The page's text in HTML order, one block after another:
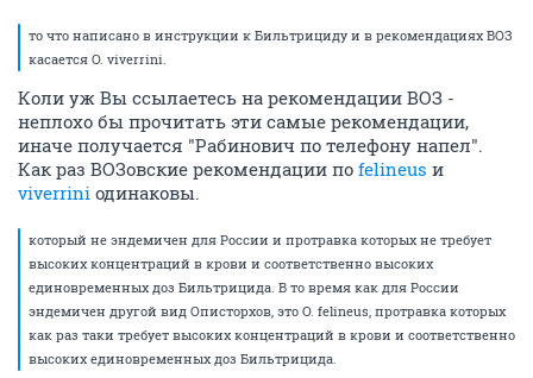
то что написано в инструкции к Бильтрициду и в рекомендациях ВОЗ
касается O. viverrini.
Коли уж Вы ссылаетесь на рекомендации ВОЗ -
неплохо бы прочитать эти самые рекомендации,
иначе получается "Рабинович по телефону напел".
Как раз ВОЗовские рекомендации по felineus и
viverrini одинаковы.
который не эндемичен для России и протравка которых не требует
высоких концентраций в крови и соответственно высоких
единовременных доз Бильтрицида. В то время как для России
эндемичен другой вид Описторхов, это O. felineus, протравка которых
как раз таки требует высоких концентраций в крови и соответственно
высоких единовременных доз Бильтрицида.